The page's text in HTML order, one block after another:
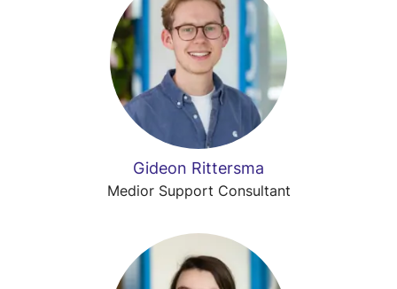
Gideon Rittersma
Medior Support Consultant